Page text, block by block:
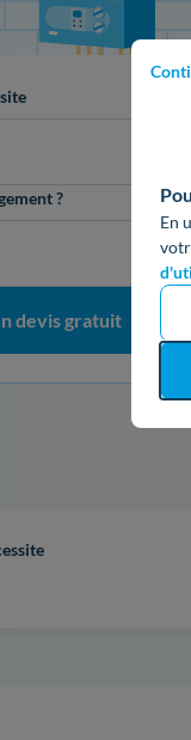
En
?
devis gratuit